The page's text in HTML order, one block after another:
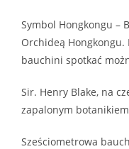
Symbol Hongkongu –
Orchideą
bauchini spotkać
Sir. Henry Blake, na
zapalonym
Sześciometrowa